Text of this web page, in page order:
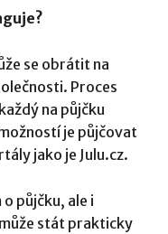
se obrátit na
Proces
na půjčku
je půjčovat
jako je Julu.cz.
půjčku, ale i
stát prakticky